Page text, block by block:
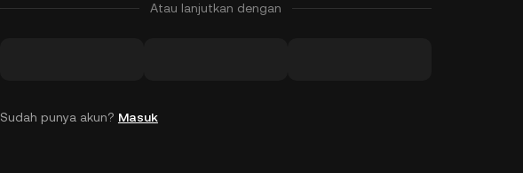
Atau lanjutkan dengan
Sudah punya akun? Masuk